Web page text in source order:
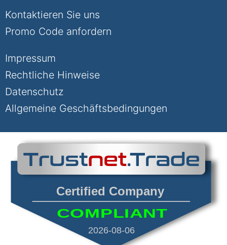
Kontaktieren Sie uns
Promo Code anfordern
Impressum
Rechtliche Hinweise
Datenschutz
Allgemeine Geschäftsbedingungen
Certified Company
2026-08-06
COMPLIANT